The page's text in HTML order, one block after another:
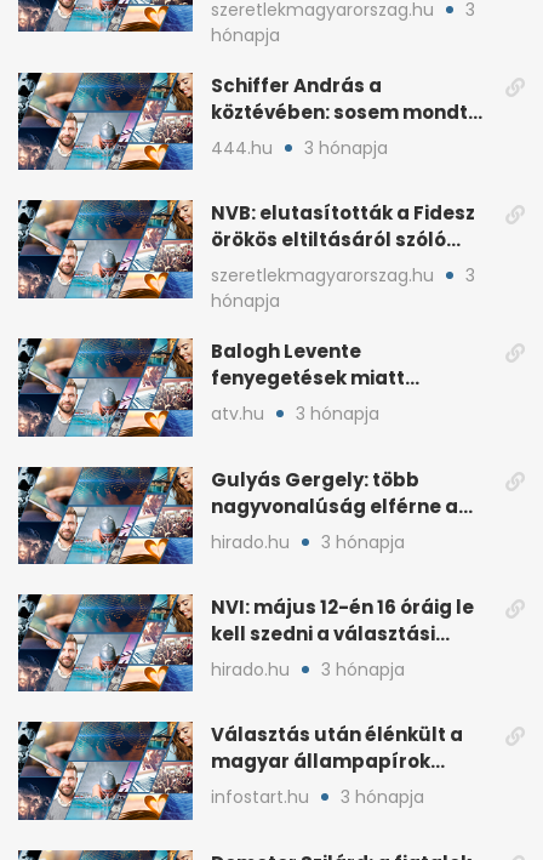
szeretlekmagyarorszag.hu
3
hónapja
Schiffer András a
köztévében: sosem mondta,
ki fog nyerni
444.hu 3 hónapja
NVB: elutasították a Fidesz
örökös eltiltásáról szóló
népszavazást
szeretlekmagyarorszag.hu
3
hónapja
Balogh Levente
fenyegetések miatt
lemondta erdélyi előadás-
atv.hu 3 hónapja
Gulyás Gergely: több
nagyvonalúság elférne a
kétharmados győztesekben
hirado.hu 3 hónapja
NVI: május 12-én 16 óráig le
kell szedni a választási
plakátokat
hirado.hu 3 hónapja
Választás után élénkült a
magyar állampapírok
lakossági értékesítése
infostart.hu 3 hónapja